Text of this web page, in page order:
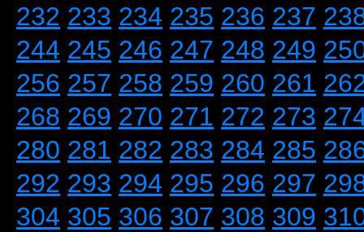
232 233 234 235 236 237
244 245 246 247 248 249
256 257 258 259 260 261
268 269 270 271 272 273
280 281 282 283 284 285
292 293 294 295 296 297
304 305 306 307 308 309